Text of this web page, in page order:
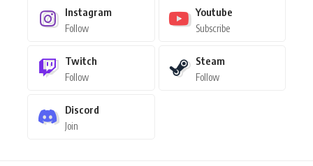
Instagram
Follow
Youtube
Subscribe
Twitch
Follow
Steam
Follow
Discord
Join